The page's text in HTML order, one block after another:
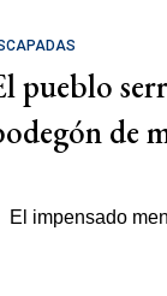
pueblo
de